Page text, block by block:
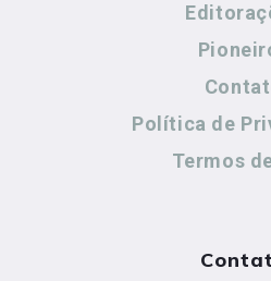
Política de
Termos